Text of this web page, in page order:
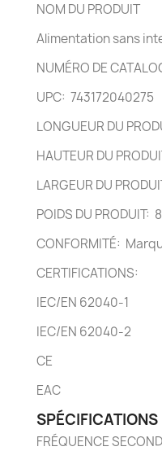
NOM DU PRODUIT
Alimentation sans
NUMÉRO DE
UPC: 743172040275
LONGUEUR DU
HAUTEUR DU
LARGEUR DU
POIDS DU PRODUIT:
CONFORMITÉ:
CERTIFICATIONS:
IEC/EN 62040-1
IEC/EN 62040-2
CE
EAC
FRÉQUENCE